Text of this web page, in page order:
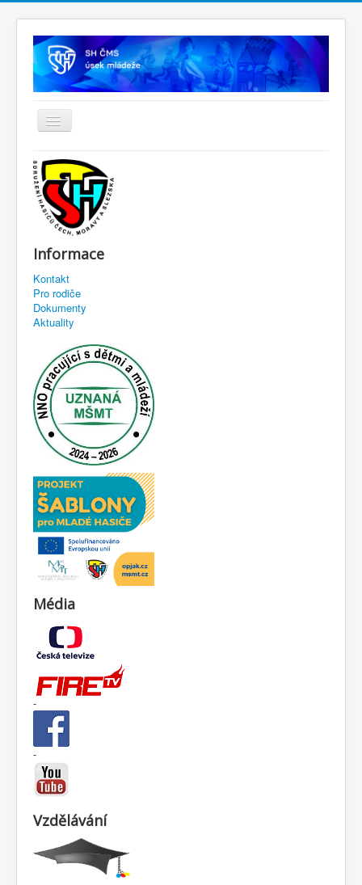
Informace
Kontakt
Pro rodiče
Dokumenty
Aktuality
Média
-
-
Vzdělávání